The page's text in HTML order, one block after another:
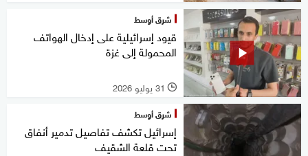
شرق أوسط
قيود إسرائيلية على إدخال الهواتف
المحمولة إلى غزة
l 31 يوليو 2026
شرق أوسط
إسرائيل تكشف تفاصيل تدمير أنفاق
تحت قلعة الشقيف